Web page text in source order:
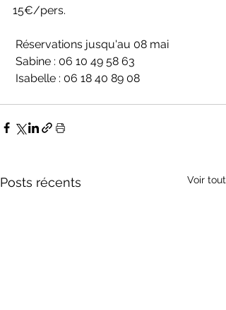
15€/pers.
Réservations jusqu'au 08 mai
Sabine : 06 10 49 58 63
Isabelle : 06 18 40 89 08
Posts récents Voir tout